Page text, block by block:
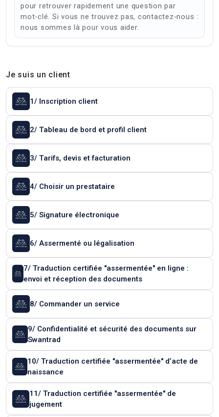
pour retrouver rapidement une question par
mot‑clé. Si vous ne trouvez pas, contactez‑nous :
nous sommes là pour vous aider.
Je suis un client
1/ Inscription client
2/ Tableau de bord et profil client
3/ Tarifs, devis et facturation
4/ Choisir un prestataire
5/ Signature électronique
6/ Assermenté ou légalisation
7/ Traduction certifiée "assermentée" en ligne :
envoi et réception des documents
8/ Commander un service
9/ Confidentialité et sécurité des documents sur
Swantrad
10/ Traduction certifiée "assermentée" d’acte de
naissance
11/ Traduction certifiée "assermentée" de
jugement